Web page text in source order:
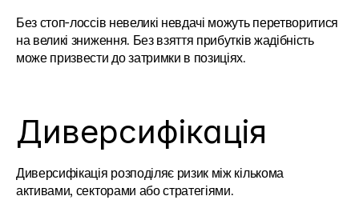
Без стоп-лоссів невеликі невдачі можуть перетворитися
на великі зниження. Без взяття прибутків жадібність
може призвести до затримки в позиціях.
Диверсифікація
Диверсифікація розподіляє ризик між кількома
активами, секторами або стратегіями.